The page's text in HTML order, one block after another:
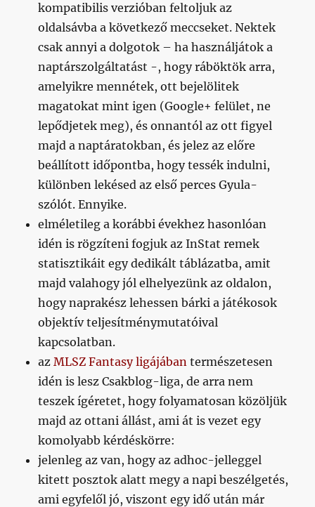
kompatibilis verzióban feltoljuk az
oldalsávba a következő meccseket. Nektek
csak annyi a dolgotok – ha használjátok a
naptárszolgáltatást -, hogy ráböktök arra,
amelyikre mennétek, ott bejelölitek
magatokat mint igen (Google+ felület, ne
lepődjetek meg), és onnantól az ott figyel
majd a naptáratokban, és jelez az előre
beállított időpontba, hogy tessék indulni,
különben lekésed az első perces Gyula-
szólót. Ennyike.
elméletileg a korábbi évekhez hasonlóan
idén is rögzíteni fogjuk az InStat remek
statisztikáit egy dedikált táblázatba, amit
majd valahogy jól elhelyezünk az oldalon,
hogy naprakész lehessen bárki a játékosok
objektív teljesítménymutatóival
kapcsolatban.
azMLSZ Fantasy ligájában természetesen
idén is lesz Csakblog-liga, de arra nem
teszek ígéretet, hogy folyamatosan közöljük
majd az ottani állást, ami át is vezet egy
komolyabb kérdéskörre:
jelenleg az van, hogy az adhoc-jelleggel
kitett posztok alatt megy a napi beszélgetés,
ami egyfelől jó, viszont egy idő után már